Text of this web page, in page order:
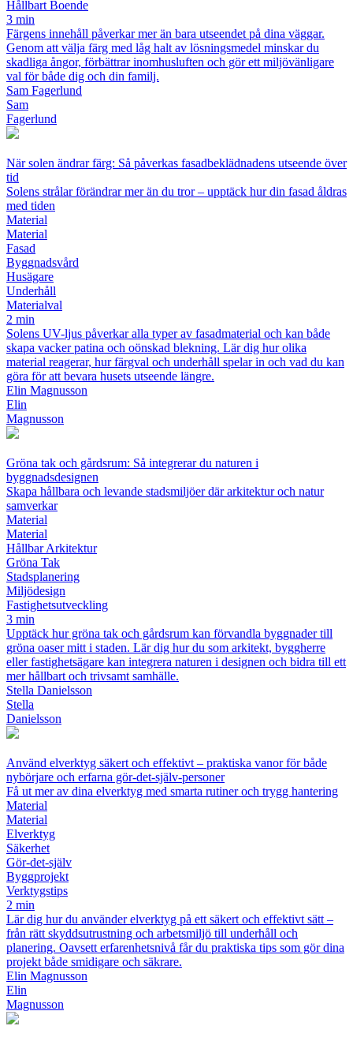
Hållbart Boende
3 min
Färgens innehåll påverkar mer än bara utseendet på dina väggar.
Genom att välja färg med låg halt av lösningsmedel minskar du
skadliga ångor, förbättrar inomhusluften och gör ett miljövänligare
val för både dig och din familj.
Sam Fagerlund
Sam
Fagerlund
När solen ändrar färg: Så påverkas fasadbeklädnadens utseende över
tid
Solens strålar förändrar mer än du tror – upptäck hur din fasad åldras
med tiden
Material
Material
Fasad
Byggnadsvård
Husägare
Underhåll
Materialval
2 min
Solens UV-ljus påverkar alla typer av fasadmaterial och kan både
skapa vacker patina och oönskad blekning. Lär dig hur olika
material reagerar, hur färgval och underhåll spelar in och vad du kan
göra för att bevara husets utseende längre.
Elin Magnusson
Elin
Magnusson
Gröna tak och gårdsrum: Så integrerar du naturen i
byggnadsdesignen
Skapa hållbara och levande stadsmiljöer där arkitektur och natur
samverkar
Material
Material
Hållbar Arkitektur
Gröna Tak
Stadsplanering
Miljödesign
Fastighetsutveckling
3 min
Upptäck hur gröna tak och gårdsrum kan förvandla byggnader till
gröna oaser mitt i staden. Lär dig hur du som arkitekt, byggherre
eller fastighetsägare kan integrera naturen i designen och bidra till ett
mer hållbart och trivsamt samhälle.
Stella Danielsson
Stella
Danielsson
Använd elverktyg säkert och effektivt – praktiska vanor för både
nybörjare och erfarna gör‑det‑själv‑personer
Få ut mer av dina elverktyg med smarta rutiner och trygg hantering
Material
Material
Elverktyg
Säkerhet
Gör-det-själv
Byggprojekt
Verktygstips
2 min
Lär dig hur du använder elverktyg på ett säkert och effektivt sätt –
från rätt skyddsutrustning och arbetsmiljö till underhåll och
planering. Oavsett erfarenhetsnivå får du praktiska tips som gör dina
projekt både smidigare och säkrare.
Elin Magnusson
Elin
Magnusson